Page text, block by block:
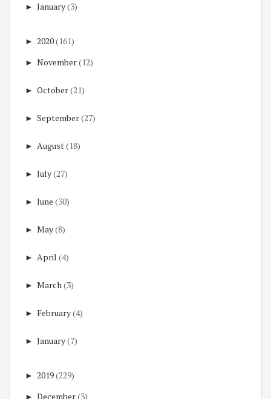
► January(3)
► 2020(161)
► November(12)
► October(21)
► September(27)
► August(18)
► July(27)
► June (30)
► May(8)
► April (4)
► March(3)
► February(4)
► January(7)
► 2019(229)
► December(3)